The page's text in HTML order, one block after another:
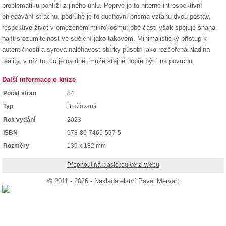
problematiku pohlíží z jiného úhlu. Poprvé je to niterné introspektivní
ohledávání strachu, podruhé je to duchovní prisma vztahu dvou postav,
respektive život v omezeném mikrokosmu; obě části však spojuje snaha
najít srozumitelnost ve sdělení jako takovém. Minimalistický přístup k
autentičnosti a syrová naléhavost sbírky působí jako rozčeřená hladina
reality, v níž to, co je na dně, může stejně dobře být i na povrchu.
Další informace o knize
Počet stran
84
Typ
Brožovaná
Rok vydání
2023
ISBN
978-80-7465-597-5
Rozměry
139 x 182 mm
Přepnout na klasickou verzi webu
© 2011 - 2026 - Nakladatelství Pavel Mervart